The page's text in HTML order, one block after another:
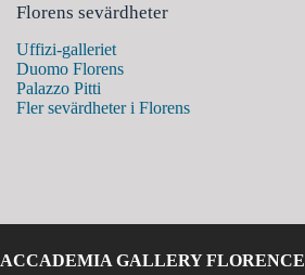
Florens sevärdheter
Uffizi-galleriet
Duomo Florens
Palazzo Pitti
Fler sevärdheter i Florens
ACCADEMIA GALLERY FLORENCE